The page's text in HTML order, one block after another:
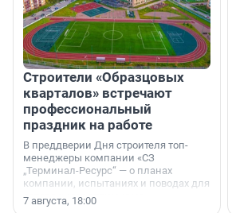
Строители «Образцовых
кварталов» встречают
профессиональный
праздник на работе
В преддверии Дня строителя топ-
менеджеры компании «СЗ
„Терминал-Ресурс“ — о планах
компании, испытаниях и поводах для
осторожного оптимизма.
7 августа, 18:00